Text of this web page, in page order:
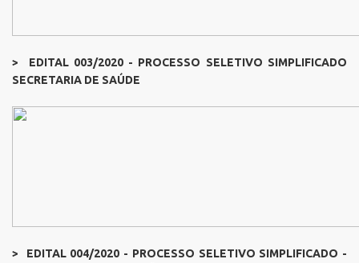
> EDITAL 003/2020 - PROCESSO SELETIVO SIMPLIFICADO
SECRETARIA DE SAÚDE
> EDITAL 004/2020 - PROCESSO SELETIVO SIMPLIFICADO -